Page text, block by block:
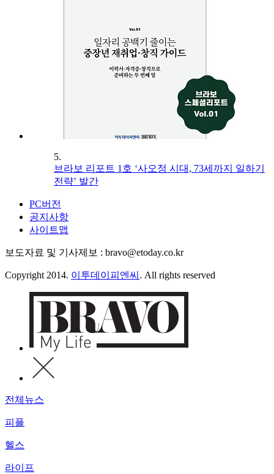
5.
브라보 리포트 1호 ‘사오정 시대, 73세까지 일하기
전략’ 발간
PC버전
공지사항
사이트맵
보도자료 및 기사제보 : bravo@etoday.co.kr
Copyright 2014. 이투데이피엔씨 . All rights reserved
전체뉴스
피플
헬스
라이프